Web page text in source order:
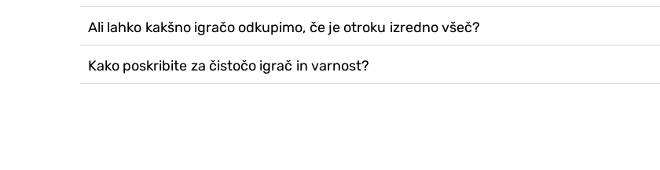
Ali lahko kakšno igračo odkupimo, če je otroku izredno všeč?
Kako poskribite za čistočo igrač in varnost?